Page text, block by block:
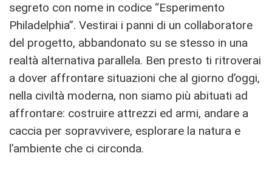
segreto con nome in codice “Esperimento
Philadelphia”. Vestirai i panni di un collaboratore
del progetto, abbandonato su se stesso in una
realtà alternativa parallela. Ben presto ti ritroverai
a dover affrontare situazioni che al giorno d’oggi,
nella civiltà moderna, non siamo più abituati ad
affrontare: costruire attrezzi ed armi, andare a
caccia per sopravvivere, esplorare la natura e
l’ambiente che ci circonda.